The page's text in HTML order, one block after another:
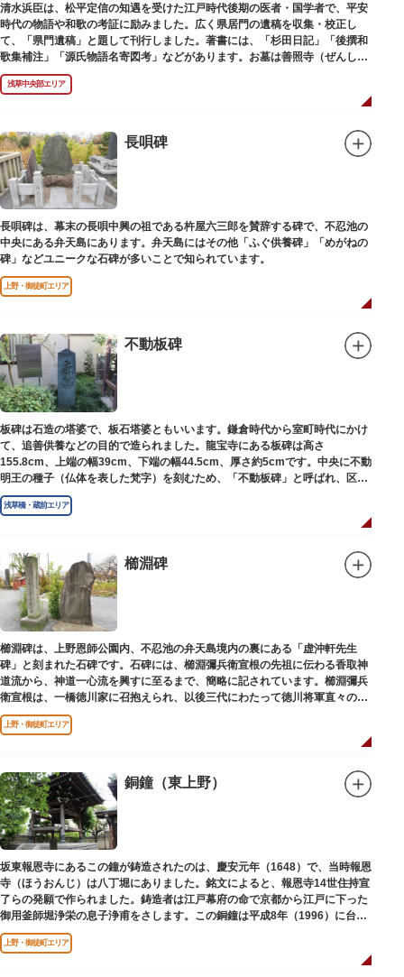
清水浜臣は、松平定信の知遇を受けた江戸時代後期の医者・国学者で、平安
時代の物語や和歌の考証に励みました。広く県居門の遺稿を収集・校正し
て、「県門遺稿」と題して刊行しました。著書には、「杉田日記」「後撰和
歌集補注」「源氏物語名寄図考」などがあります。お墓は善照寺（ぜんしょ
うじ）境内にあります。
浅草中央部エリア
長唄碑
長唄碑は、幕末の長唄中興の祖である杵屋六三郎を賛辞する碑で、不忍池の
中央にある弁天島にあります。弁天島にはその他「ふぐ供養碑」「めがねの
碑」などユニークな石碑が多いことで知られています。
上野・御徒町エリア
不動板碑
板碑は石造の塔婆で、板石塔婆ともいいます。鎌倉時代から室町時代にかけ
て、追善供養などの目的で造られました。龍宝寺にある板碑は高さ
155.8cm、上端の幅39cm、下端の幅44.5cm、厚さ約5cmです。中央に不動
明王の種子（仏体を表した梵字）を刻むため、「不動板碑」と呼ばれ、区内
現存の板碑を代表するもののひとつです。
浅草橋・蔵前エリア
櫛淵碑
櫛淵碑は、上野恩師公園内、不忍池の弁天島境内の裏にある「虚沖軒先生
碑」と刻まれた石碑です。石碑には、櫛淵彌兵衛宣根の先祖に伝わる香取神
道流から、神道一心流を興すに至るまで、簡略に記されています。櫛淵彌兵
衛宣根は、一橋徳川家に召抱えられ、以後三代にわたって徳川将軍直々の護
衛役として仕えました。
上野・御徒町エリア
銅鐘（東上野）
坂東報恩寺にあるこの鐘が鋳造されたのは、慶安元年（1648）で、当時報恩
寺（ほうおんじ）は八丁堀にありました。銘文によると、報恩寺14世住持宣
了らの発願で作られました。鋳造者は江戸幕府の命で京都から江戸に下った
御用釜師堀浄栄の息子浄甫をさします。この銅鐘は平成8年（1996）に台東
区有形文化財として登載されました。
上野・御徒町エリア